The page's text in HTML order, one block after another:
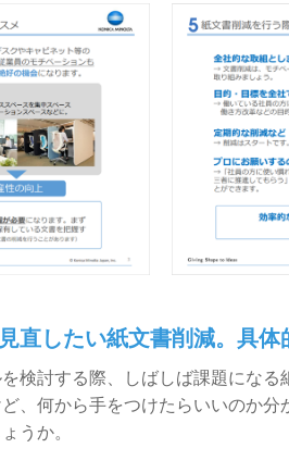
直したい紙文書削減。具体
検討する際、しばしば課題になる
、何から手をつけたらいいのか分
うか。